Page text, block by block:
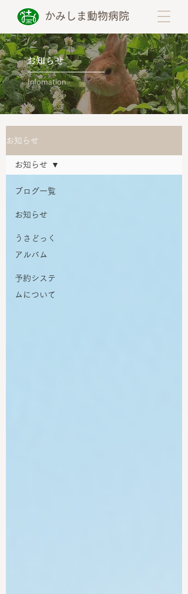
かみしま動物病院
お知らせ
Infomation
お知らせ
ブログ一覧
お知らせ
うさどっく
アルバム
予約システ
ムについて
お知らせ